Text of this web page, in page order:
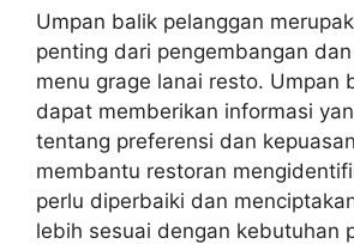
Umpan balik pelanggan
penting dari pengembangan
menu grage lanai resto. Umpan
dapat memberikan informasi
tentang preferensi dan
membantu restoran
perlu diperbaiki dan
lebih sesuai dengan kebutuhan